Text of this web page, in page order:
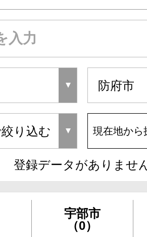
現在地から
登録データがありませ
宇部市
（0）